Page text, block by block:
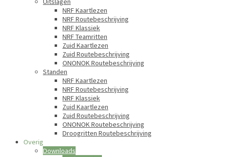
NRF Kaartlezen
NRF Routebeschrijving
NRF Klassiek
NRF Teamritten
Zuid Kaartlezen
Zuid Routebeschrijving
ONONOK Routebeschrijving
Standen
NRF Kaartlezen
NRF Routebeschrijving
NRF Klassiek
Zuid Kaartlezen
Zuid Routebeschrijving
ONONOK Routebeschrijving
Droogritten Routebeschrijving
Overig
Downloads